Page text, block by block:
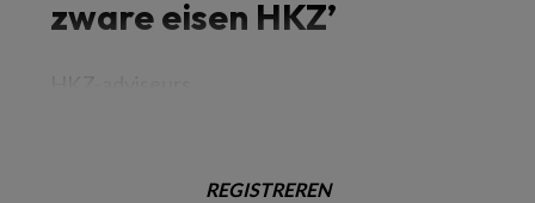
zware eisen HKZ’
REGISTREREN